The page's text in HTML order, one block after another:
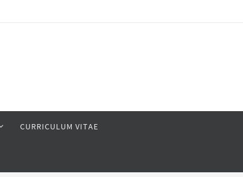
CURRICULUM VITAE